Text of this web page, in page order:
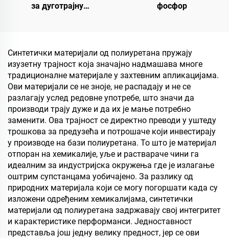
за дуготрајну
фосфор
Синтетички материјали од полиуретана пружају
изузетну трајност која значајно надмашава многе
традиционалне материјале у захтевним апликацијама.
Ови материјали се не зноје, не распадају и не се
разлагају услед редовне употребе, што значи да
производи трају дуже и да их је мање потребно
заменити. Ова трајност се директно преводи у уштеду
трошкова за предузећа и потрошаче који инвестирају
у производе на бази полиуретана. То што је материјал
отпоран на хемикалије, уље и раствараче чини га
идеалним за индустријска окружења где је излагање
оштрим супстанцама уобичајено. За разлику од
природних материјала који се могу погоршати када су
изложени одређеним хемикалијама, синтетички
материјали од полиуретана задржавају свој интегритет
и карактеристике перформанси. Једноставност
представља још једну велику предност, јер се ови